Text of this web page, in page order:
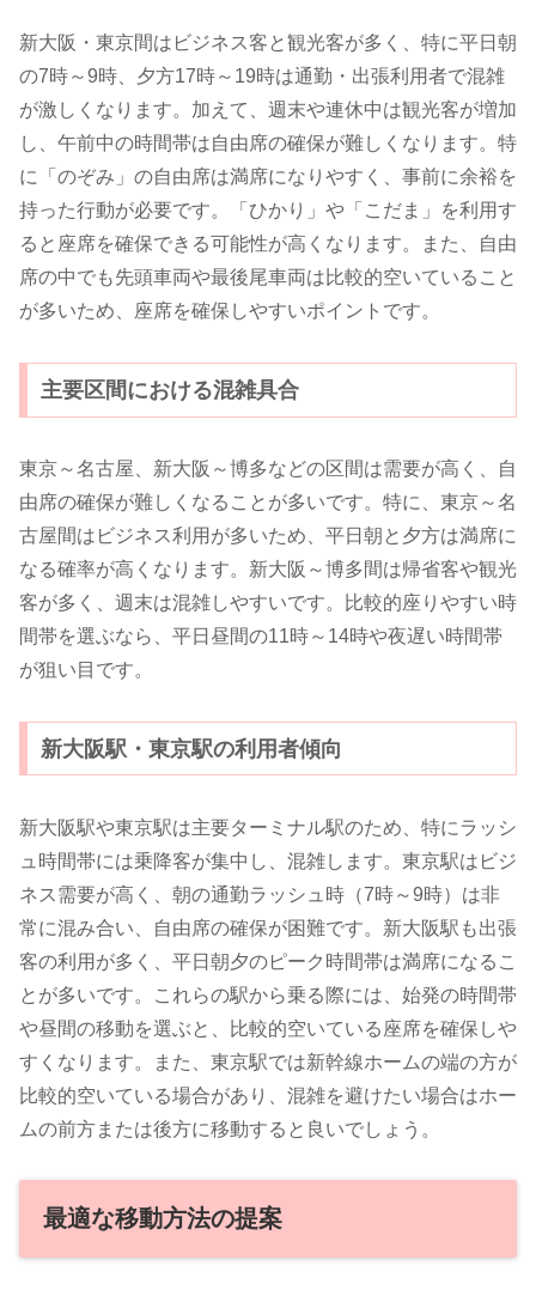
新大阪・東京間はビジネス客と観光客が多く、特に平日朝
の7時～9時、夕方17時～19時は通勤・出張利用者で混雑
が激しくなります。加えて、週末や連休中は観光客が増加
し、午前中の時間帯は自由席の確保が難しくなります。特
に「のぞみ」の自由席は満席になりやすく、事前に余裕を
持った行動が必要です。「ひかり」や「こだま」を利用す
ると座席を確保できる可能性が高くなります。また、自由
席の中でも先頭車両や最後尾車両は比較的空いていること
が多いため、座席を確保しやすいポイントです。
主要区間における混雑具合
東京～名古屋、新大阪～博多などの区間は需要が高く、自
由席の確保が難しくなることが多いです。特に、東京～名
古屋間はビジネス利用が多いため、平日朝と夕方は満席に
なる確率が高くなります。新大阪～博多間は帰省客や観光
客が多く、週末は混雑しやすいです。比較的座りやすい時
間帯を選ぶなら、平日昼間の11時～14時や夜遅い時間帯
が狙い目です。
新大阪駅・東京駅の利用者傾向
新大阪駅や東京駅は主要ターミナル駅のため、特にラッシ
ュ時間帯には乗降客が集中し、混雑します。東京駅はビジ
ネス需要が高く、朝の通勤ラッシュ時（7時～9時）は非
常に混み合い、自由席の確保が困難です。新大阪駅も出張
客の利用が多く、平日朝夕のピーク時間帯は満席になるこ
とが多いです。これらの駅から乗る際には、始発の時間帯
や昼間の移動を選ぶと、比較的空いている座席を確保しや
すくなります。また、東京駅では新幹線ホームの端の方が
比較的空いている場合があり、混雑を避けたい場合はホー
ムの前方または後方に移動すると良いでしょう。
最適な移動方法の提案